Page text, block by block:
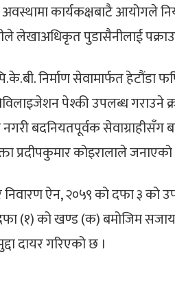
कार्यकक्षबाटै आयोगले
लेखाअधिकृत पुडासैनीलाई पक्राउ
निर्माण सेवामार्फत हेटौंडा
पेश्की उपलब्ध गराउने
बदनियतपूर्वक सेवाग्राहीसँग
प्रदीपकुमार कोइरालाले
निवारण ऐन, २०५९ को दफा ३
(१) को खण्ड (क) बमोजिम
दायर गरिएको छ ।